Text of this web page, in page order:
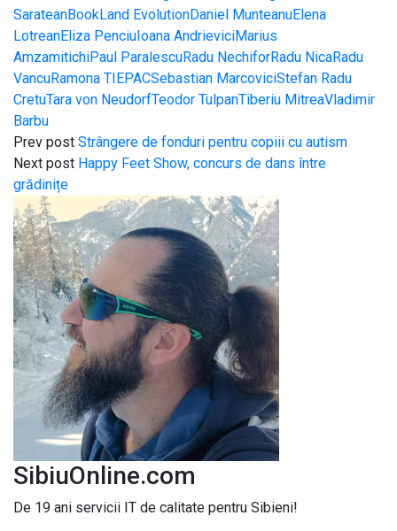
SarateanBookLand EvolutionDaniel MunteanuElena
LotreanEliza PenciuIoana AndrieviciMarius
AmzamitichiPaul ParalescuRadu NechiforRadu NicaRadu
VancuRamona TIEPACSebastian MarcoviciStefan Radu
CretuTara von NeudorfTeodor TulpanTiberiu MitreaVladimir
Barbu
Prev post Strângere de fonduri pentru copiii cu autism
Next post Happy Feet Show, concurs de dans între
grădinițe
SibiuOnline.com
De 19 ani servicii IT de calitate pentru Sibieni!